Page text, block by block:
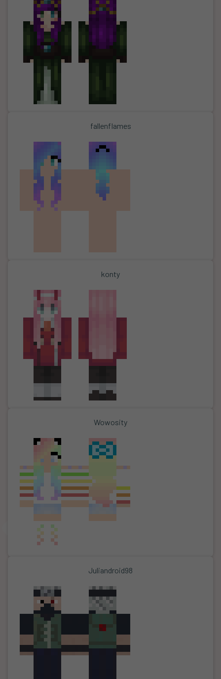
fallenflames
konty
Wowosity
Juliandroid98